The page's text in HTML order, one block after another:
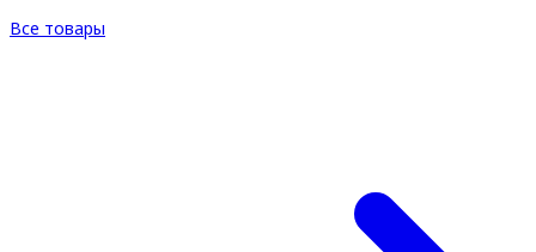
Все товары